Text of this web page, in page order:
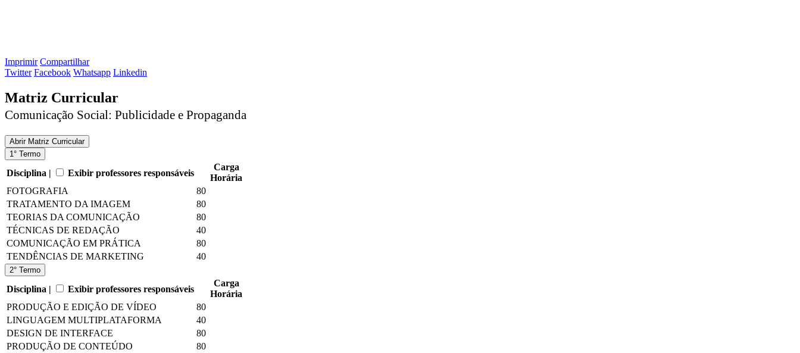
Imprimir Compartilhar
Twitter Facebook Whatsapp Linkedin
Matriz Curricular
Comunicação Social: Publicidade e Propaganda
AbrirMatriz Curricular
1° Termo
Disciplina | Exibir professores responsáveis
Carga
Horária
FOTOGRAFIA
80
TRATAMENTO DA IMAGEM
80
TEORIAS DA COMUNICAÇÃO
80
TÉCNICAS DE REDAÇÃO
40
COMUNICAÇÃO EM PRÁTICA
80
TENDÊNCIAS DE MARKETING
40
2° Termo
Disciplina | Exibir professores responsáveis
Carga
Horária
PRODUÇÃO E EDIÇÃO DE VÍDEO
80
LINGUAGEM MULTIPLATAFORMA
40
DESIGN DE INTERFACE
80
PRODUÇÃO DE CONTEÚDO
80